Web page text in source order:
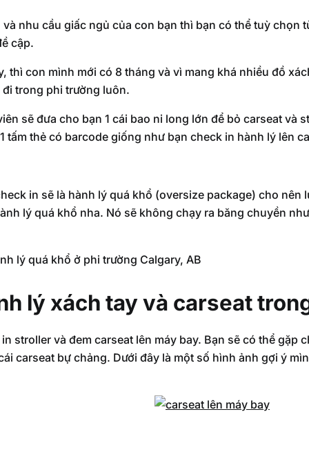
nhu cầu giấc ngủ của con bạn thì bạn có thể tuỳ chọn
cập.
thì con mình mới có 8 tháng và vì mang khá nhiều đồ
trong phi trường luôn.
sẽ đưa cho bạn 1 cái bao ni long lớn để bỏ carseat và
tấm thẻ có barcode giống như bạn check in hành lý lên
in sẽ là hành lý quá khổ (oversize package) cho nên
lý quá khổ nha. Nó sẽ không chạy ra băng chuyền
lý quá khổ ở phi trường Calgary, AB
lý xách tay và carseat
stroller và đem carseat lên máy bay. Bạn sẽ có thể gặp
carseat bự chảng. Dưới đây là một số hình ảnh gợi ý